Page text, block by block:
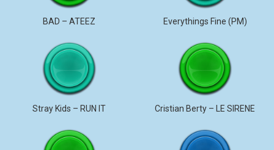
BAD – ATEEZ Everythings Fine (PM)
Stray Kids – RUN IT Cristian Berty – LE SIRENE